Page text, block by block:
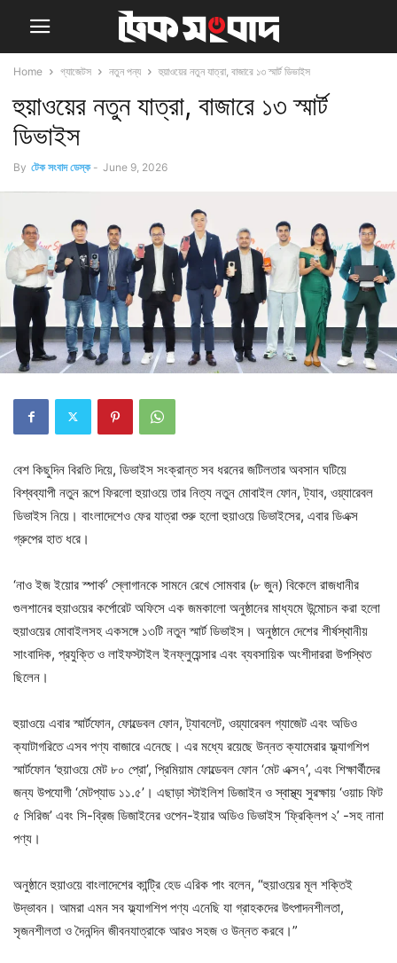
Home গ্যাজেটস নতুন পন্য হুয়াওয়ের নতুন যাত্রা, বাজারে ১৩ স্মার্ট ডিভাইস
হুয়াওয়ের নতুন যাত্রা, বাজারে ১৩ স্মার্ট
ডিভাইস
By টেক সংবাদ ডেস্ক - June 9, 2026
বেশ কিছুদিন বিরতি দিয়ে, ডিভাইস সংক্রান্ত সব ধরনের জটিলতার অবসান ঘটিয়ে
বিশ্বব্যাপী নতুন রূপে ফিরলো হুয়াওয়ে তার নিত্য নতুন মোবাইল ফোন, ট্যাব, ওয়্যারেবল
ডিভাইস নিয়ে। বাংলাদেশেও ফের যাত্রা শুরু হলো হুয়াওয়ে ডিভাইসের, এবার ডিএক্স
গ্রুপের হাত ধরে।
‘নাও ইজ ইয়োর স্পার্ক’ স্লোগানকে সামনে রেখে সোমবার (৮ জুন) বিকেলে রাজধানীর
গুলশানের হুয়াওয়ের কর্পোরেট অফিসে এক জমকালো অনুষ্ঠানের মাধ্যমে উন্মোচন করা হলো
হুয়াওয়ের মোবাইলসহ একসঙ্গে ১৩টি নতুন স্মার্ট ডিভাইস। অনুষ্ঠানে দেশের শীর্ষস্থানীয়
সাংবাদিক, প্রযুক্তি ও লাইফস্টাইল ইনফ্লুয়েন্সার এবং ব্যবসায়িক অংশীদাররা উপস্থিত
ছিলেন।
হুয়াওয়ে এবার স্মার্টফোন, ফোল্ডেবল ফোন, ট্যাবলেট, ওয়্যারেবল গ্যাজেট এবং অডিও
ক্যাটাগরিতে এসব পণ্য বাজারে এনেছে। এর মধ্যে রয়েছে উন্নত ক্যামেরার ফ্ল্যাগশিপ
স্মার্টফোন ‘হুয়াওয়ে মেট ৮০ প্রো’, প্রিমিয়াম ফোল্ডেবল ফোন ‘মেট এক্স৭’, এবং শিক্ষার্থীদের
জন্য উপযোগী ‘মেটপ্যাড ১১.৫’। এছাড়া স্টাইলিশ ডিজাইন ও স্বাস্থ্য সুরক্ষায় ‘ওয়াচ ফিট
৫ সিরিজ’ এবং সি-ব্রিজ ডিজাইনের ওপেন-ইয়ার অডিও ডিভাইস ‘ফ্রিক্লিপ ২’ -সহ নানা
পণ্য।
অনুষ্ঠানে হুয়াওয়ে বাংলাদেশের কান্ট্রি হেড এরিক পাং বলেন, “হুয়াওয়ের মূল শক্তিই
উদ্ভাবন। আমরা এমন সব ফ্ল্যাগশিপ পণ্য এনেছি যা গ্রাহকদের উৎপাদনশীলতা,
সৃজনশীলতা ও দৈনন্দিন জীবনযাত্রাকে আরও সহজ ও উন্নত করবে।”